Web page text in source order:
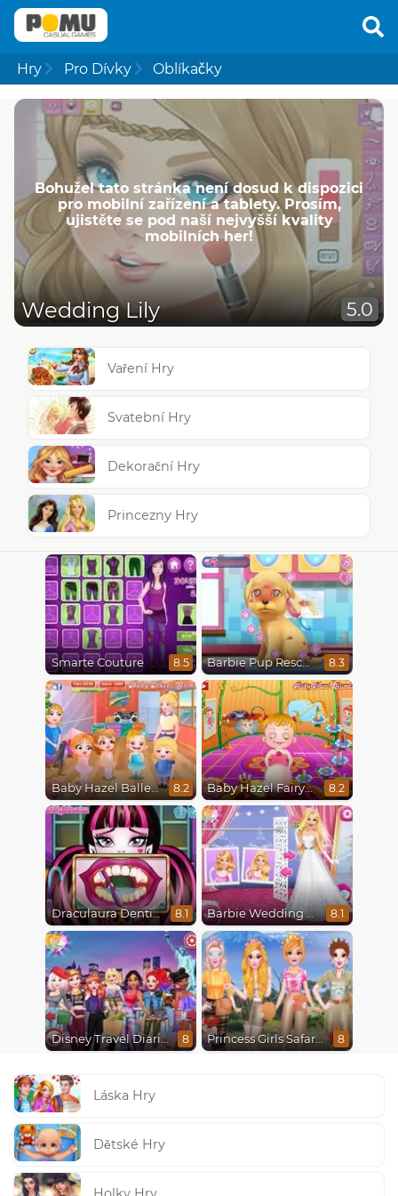
Hry Pro Dívky Oblíkačky
Bohužel tato stránka není dosud k dispozici
pro mobilní zařízení a tablety. Prosím,
ujistěte se pod naší nejvyšší kvality
mobilních her!
Wedding Lily 5.0
Vaření Hry
Svatební Hry
Dekorační Hry
Princezny Hry
Smarte Couture 8.5 Barbie Pup Rescue 8.3
Baby Hazel Ballerina Dance 8.2 Baby Hazel Fairyland Ballet 8.2
Draculaura Dentist 8.1 Barbie Wedding Fun 8.1
Disney Travel Diaries: City Break 8 Princess Girls Safari Trip 8
Láska Hry
Dětské Hry